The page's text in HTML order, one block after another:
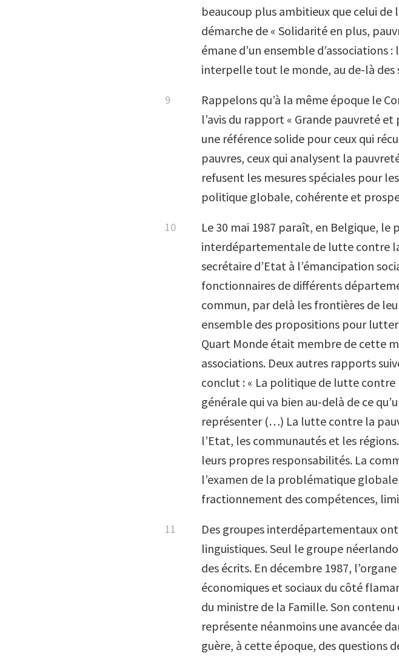
beaucoup plus ambitieux que celui de
démarche de « Solidarité en plus,
émane d’un ensemble d’associations
interpelle tout le monde, au de-là des
Rappelons qu’à la même époque le
l’avis du rapport « Grande pauvreté
une référence solide pour ceux qui
pauvres, ceux qui analysent la
refusent les mesures spéciales pour
politique globale, cohérente et
Le 30 mai 1987 paraît, en Belgique,
interdépartementale de lutte contre
secrétaire d’Etat à l’émancipation
fonctionnaires de différents
commun, par delà les frontières de
ensemble des propositions pour
Quart Monde était membre de cette
associations. Deux autres rapports
conclut : « La politique de lutte
générale qui va bien au-delà de ce
représenter (…) La lutte contre la
l’Etat, les communautés et les
leurs propres responsabilités. La
l’examen de la problématique
fractionnement des compétences,
Des groupes interdépartementaux
linguistiques. Seul le groupe
des écrits. En décembre 1987,
économiques et sociaux du côté
du ministre de la Famille. Son
représente néanmoins une avancée
guère, à cette époque, des questions